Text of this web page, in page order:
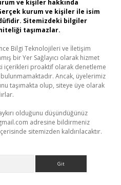
ve kişiler hakkında
kurum ve kişiler ile isim
Sitemizdeki bilgiler
taşımazlar.
Bilgi Teknolojileri ve İletişim
bir Yer Sağlayıcı olarak hizmet
içerikleri proaktif olarak denetleme
Ancak, üyelerimiz
taşımakta olup, siteye üye olarak
olduğunu düşündüğünüz
adresine bildirmeniz
sitemizden kaldırılacaktır.